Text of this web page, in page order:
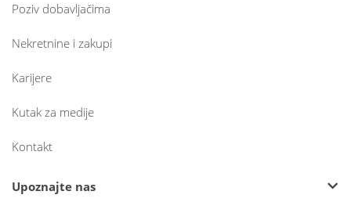
Poziv dobavljačima
Nekretnine i zakupi
Karijere
Kutak za medije
Kontakt
Upoznajte nas